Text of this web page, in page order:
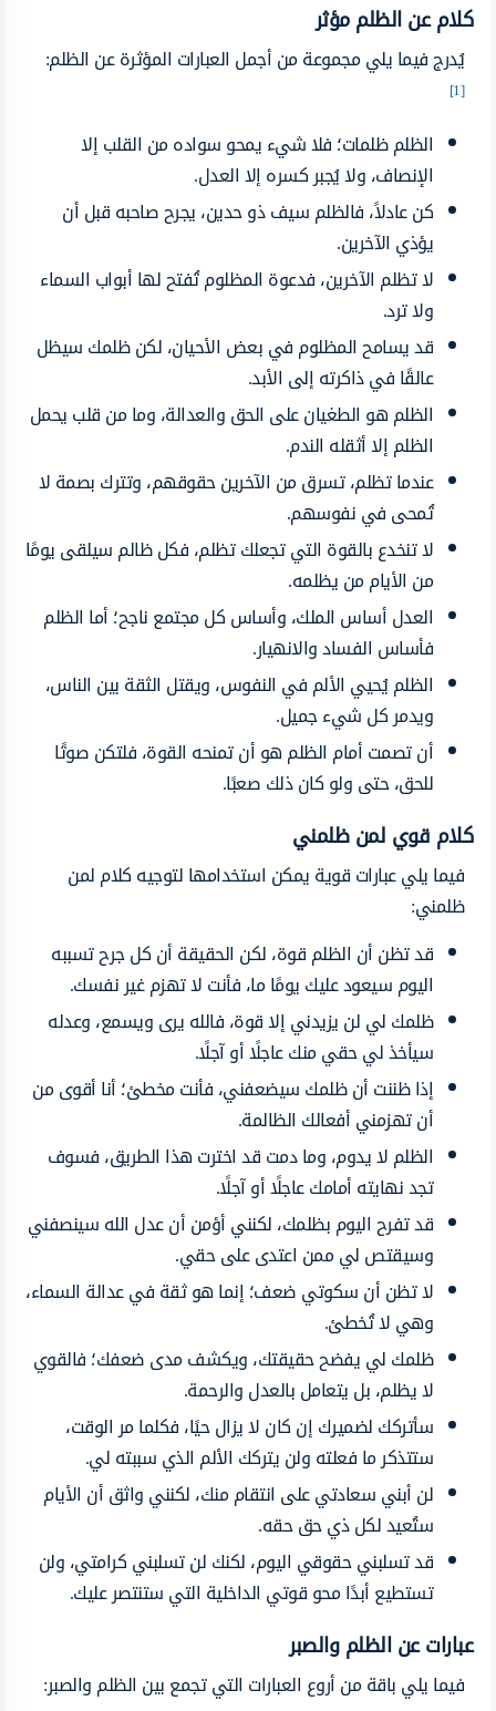
كلام عن الظلم مؤثر
يُدرج فيما يلي مجموعة من أجمل العبارات المؤثرة عن الظلم:
[1]
الظلم ظلمات؛ فلا شيء يمحو سواده من القلب إلا
الإنصاف، ولا يُجبر كسره إلا العدل.
كن عادلاً، فالظلم سيف ذو حدين، يجرح صاحبه قبل أن
يؤذي الآخرين.
لا تظلم الآخرين، فدعوة المظلوم تُفتح لها أبواب السماء
ولا ترد.
قد يسامح المظلوم في بعض الأحيان، لكن ظلمك سيظل
عالقًا في ذاكرته إلى الأبد.
الظلم هو الطغيان على الحق والعدالة، وما من قلب يحمل
الظلم إلا أثقله الندم.
عندما تظلم، تسرق من الآخرين حقوقهم، وتترك بصمة لا
تُمحى في نفوسهم.
لا تنخدع بالقوة التي تجعلك تظلم، فكل ظالم سيلقى يومًا
من الأيام من يظلمه.
العدل أساس الملك، وأساس كل مجتمع ناجح؛ أما الظلم
فأساس الفساد والانهيار.
الظلم يُحيي الألم في النفوس، ويقتل الثقة بين الناس،
ويدمر كل شيء جميل.
أن تصمت أمام الظلم هو أن تمنحه القوة، فلتكن صوتًا
للحق، حتى ولو كان ذلك صعبًا.
كلام قوي لمن ظلمني
فيما يلي عبارات قوية يمكن استخدامها لتوجيه كلام لمن
ظلمني:
قد تظن أن الظلم قوة، لكن الحقيقة أن كل جرح تسببه
اليوم سيعود عليك يومًا ما، فأنت لا تهزم غير نفسك.
ظلمك لي لن يزيدني إلا قوة، فالله يرى ويسمع، وعدله
سيأخذ لي حقي منك عاجلًا أو آجلًا.
إذا ظننت أن ظلمك سيضعفني، فأنت مخطئ؛ أنا أقوى من
أن تهزمني أفعالك الظالمة.
الظلم لا يدوم، وما دمت قد اخترت هذا الطريق، فسوف
تجد نهايته أمامك عاجلًا أو آجلًا.
قد تفرح اليوم بظلمك، لكنني أؤمن أن عدل الله سينصفني
وسيقتص لي ممن اعتدى على حقي.
لا تظن أن سكوتي ضعف؛ إنما هو ثقة في عدالة السماء،
وهي لا تُخطئ.
ظلمك لي يفضح حقيقتك، ويكشف مدى ضعفك؛ فالقوي
لا يظلم، بل يتعامل بالعدل والرحمة.
سأتركك لضميرك إن كان لا يزال حيًا، فكلما مر الوقت،
ستتذكر ما فعلته ولن يتركك الألم الذي سببته لي.
لن أبني سعادتي على انتقام منك، لكنني واثق أن الأيام
ستُعيد لكل ذي حق حقه.
قد تسلبني حقوقي اليوم، لكنك لن تسلبني كرامتي، ولن
تستطيع أبدًا محو قوتي الداخلية التي ستنتصر عليك.
عبارات عن الظلم والصبر
فيما يلي باقة من أروع العبارات التي تجمع بين الظلم والصبر: